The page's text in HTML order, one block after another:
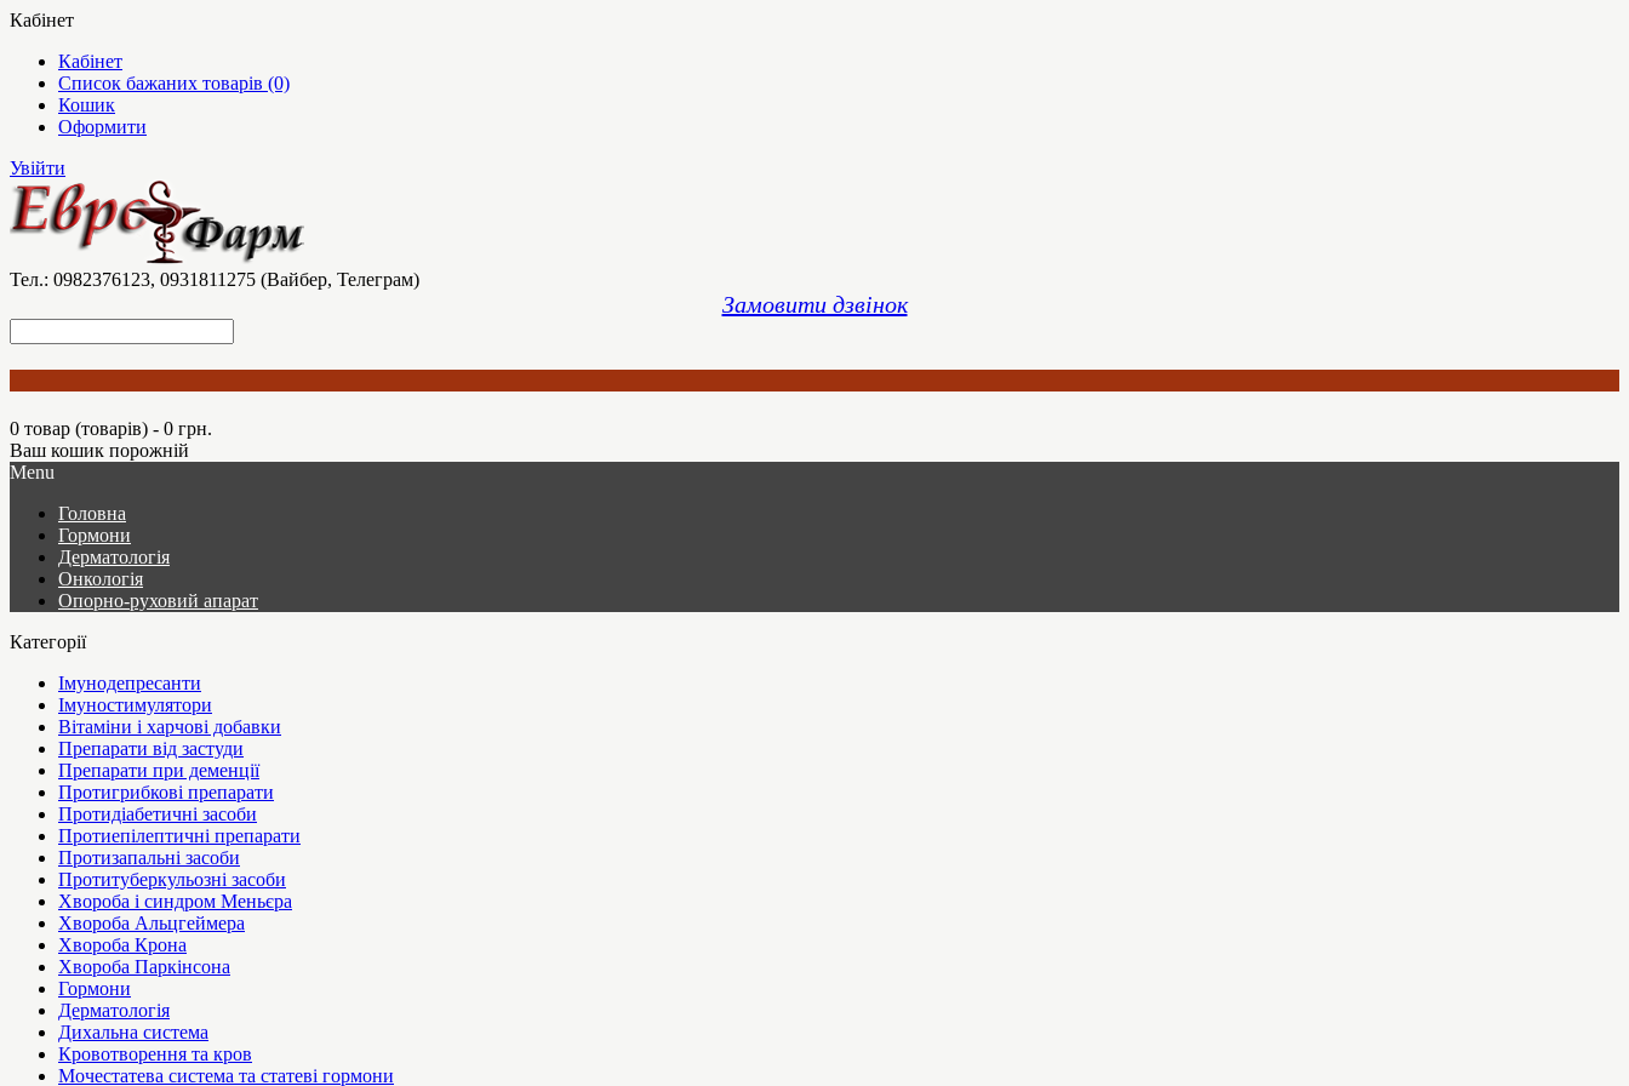
Кабінет
Кабінет
Список бажаних товарів (0)
Кошик
Оформити
Увійти
Тел.: 0982376123, 0931811275 (Вайбер, Телеграм)
Замовити дзвінок
0 товар (товарів) - 0 грн.
Ваш кошик порожній
Menu
Головна
Гормони
Дерматологія
Онкологія
Опорно-руховий апарат
Категорії
Імунодепресанти
Імуностимулятори
Вітаміни і харчові добавки
Препарати від застуди
Препарати при деменції
Протигрибкові препарати
Протидіабетичні засоби
Протиепілептичні препарати
Протизапальні засоби
Протитуберкульозні засоби
Хвороба і синдром Меньєра
Хвороба Альцгеймера
Хвороба Крона
Хвороба Паркінсона
Гормони
Дерматологія
Дихальна система
Кровотворення та кров
Мочестатева система та статеві гормони